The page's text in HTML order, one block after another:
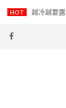
HOT